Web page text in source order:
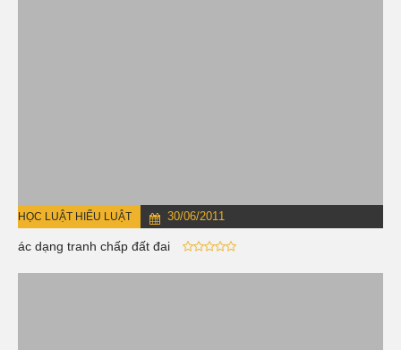
HỌC LUẬT HIỂU LUẬT 30/06/2011
Các dạng tranh chấp đất đai